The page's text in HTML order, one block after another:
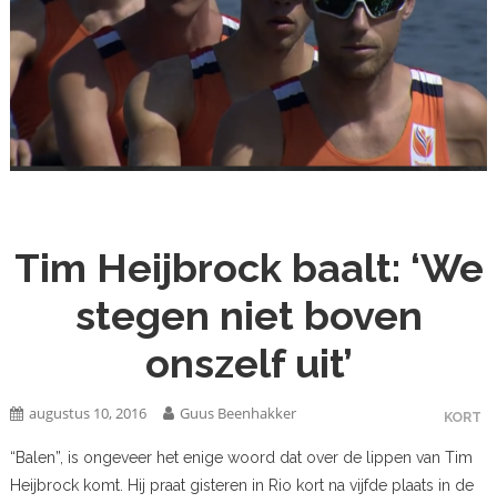
Tim Heijbrock baalt: ‘We
stegen niet boven
onszelf uit’
KORT
augustus 10, 2016 Guus Beenhakker
“Balen”, is ongeveer het enige woord dat over de lippen van Tim
Heijbrock komt. Hij praat gisteren in Rio kort na vijfde plaats in de